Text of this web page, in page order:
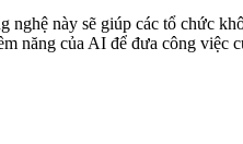
nghệ này sẽ giúp các tổ chức
năng của AI để đưa công việc